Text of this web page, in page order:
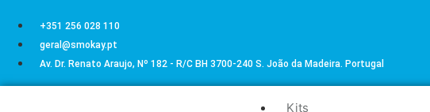
+351 256 028 110
geral@smokay.pt
Av. Dr. Renato Araujo, Nº 182 - R/C BH 3700-240 S. João da Madeira. Portugal
Kits